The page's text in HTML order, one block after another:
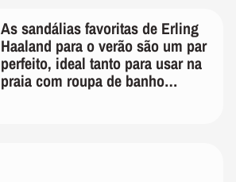
As sandálias favoritas de Erling
Haaland para o verão são um par
perfeito, ideal tanto para usar na
praia com roupa de banho